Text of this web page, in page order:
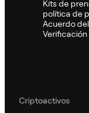
Kits de
política de
Acuerdo
Criptoactivos